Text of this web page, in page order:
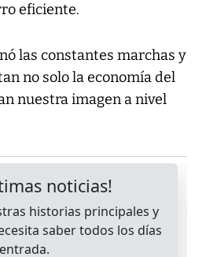
eficiente.
las constantes marchas y
no solo la economía del
nuestra imagen a nivel